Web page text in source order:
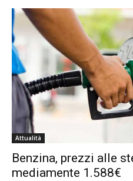
Attualità
Benzina, prezzi alle
mediamente 1.588€